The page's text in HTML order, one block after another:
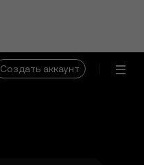
Создать аккаунт